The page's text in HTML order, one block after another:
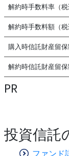
解約時手数料率（税
解約時手数料額（税
購入時信託財産留
解約時信託財産留
PR
投資信託
ファンド